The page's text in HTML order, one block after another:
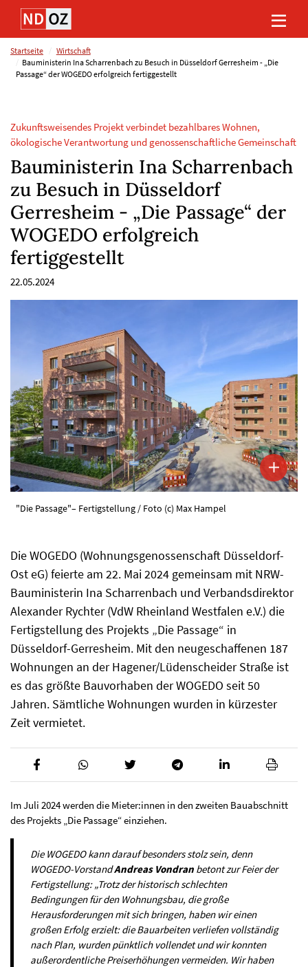
Direkt
Inhalt
(Eingabetaste)
Direkt
Hauptmenu
(Eingabetaste)
Direkt
Suche
(Eingabetaste)
Direkt
Footer
(Eingabetaste)
Startseite
Wirtschaft
Bauministerin Ina Scharrenbach zu Besuch in Düsseldorf Gerresheim - „Die
Passage“ der WOGEDO erfolgreich fertiggestellt
Zukunftsweisendes Projekt verbindet bezahlbares Wohnen,
ökologische Verantwortung und genossenschaftliche Gemeinschaft
Bauministerin Ina Scharrenbach
zu Besuch in Düsseldorf
Gerresheim - „Die Passage“ der
WOGEDO erfolgreich
fertiggestellt
22.05.2024
"Die Passage"– Fertigstellung / Foto (c) Max Hampel
Die WOGEDO (Wohnungsgenossenschaft Düsseldorf-
Ost eG) feierte am 22. Mai 2024 gemeinsam mit NRW-
Bauministerin Ina Scharrenbach und Verbandsdirektor
Alexander Rychter (VdW Rheinland Westfalen e.V.) die
Fertigstellung des Projekts „Die Passage“ in
Düsseldorf-Gerresheim. Mit den neugeschaffenen 187
Wohnungen an der Hagener/Lüdenscheider Straße ist
es das größte Bauvorhaben der WOGEDO seit 50
Jahren. Sämtliche Wohnungen wurden in kürzester
Zeit vermietet.
Im Juli 2024 werden die Mieter:innen in den zweiten Bauabschnitt
des Projekts „Die Passage“ einziehen.
Die WOGEDO kann darauf besonders stolz sein, denn
WOGEDO-VorstandAndreas Vondran betont zur Feier der
Fertigstellung: „Trotz der historisch schlechten
Bedingungen für den Wohnungsbau, die große
Herausforderungen mit sich bringen, haben wir einen
großen Erfolg erzielt: die Bauarbeiten verliefen vollständig
nach Plan, wurden pünktlich vollendet und wir konnten
außerordentliche Preiserhöhungen vermeiden. Wir haben